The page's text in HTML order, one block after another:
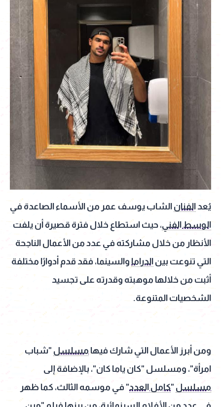
يُعد الفنان الشاب يوسف عمر من الأسماء الصاعدة في
الوسط الفني، حيث استطاع خلال فترة قصيرة أن يلفت
الأنظار من خلال مشاركته في عدد من الأعمال الناجحة
التي تنوعت بين الدراما والسينما، فقد قدم أدوارًا مختلفة
أثبت من خلالها موهبته وقدرته على تجسيد
الشخصيات المتنوعة.
ومن أبرز الأعمال التي شارك فيها مسلسل "شباب
امرأة"، ومسلسل "كان ياما كان"، بالإضافة إلى
مسلسل "كامل العدد" في موسمه الثالث، كما ظهر